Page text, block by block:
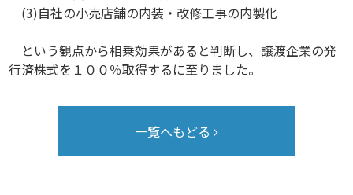
(3)自社の小売店舗の内装・改修工事の内製化
という観点から相乗効果があると判断し、譲渡企業の発
行済株式を１００％取得するに至りました。
一覧へもどる